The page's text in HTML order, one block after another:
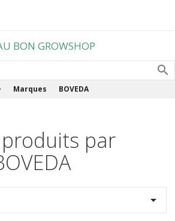

Marques BOVEDA
par
